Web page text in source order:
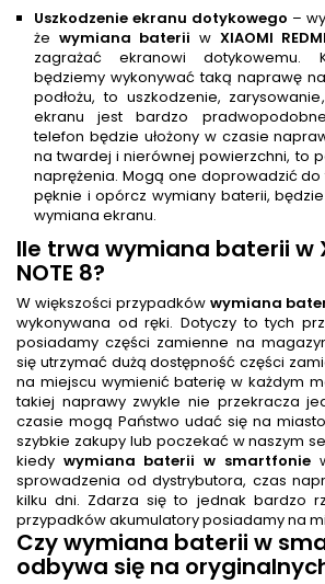
Uszkodzenie ekranu dotykowego –
że wymiana baterii w XIAOMI
zagrażać ekranowi dotykowemu.
będziemy wykonywać taką naprawę
podłożu, to uszkodzenie,
ekranu jest bardzo
telefon będzie ułożony w czasie
na twardej i nierównej powierzchni, to
naprężenia. Mogą one doprowadzić do
pęknie i opórcz wymiany baterii,
wymiana ekranu.
Ile trwa wymiana baterii w
NOTE 8?
W większości przypadków wymiana
wykonywana od ręki. Dotyczy to tych
posiadamy części zamienne na
się utrzymać dużą dostępność części
na miejscu wymienić baterię w każdym
takiej naprawy zwykle nie przekracza
czasie mogą Państwo udać się na
szybkie zakupy lub poczekać w naszym
kiedy wymiana baterii w smartfonie
sprowadzenia od dystrybutora, czas
kilku dni. Zdarza się to jednak bardzo
przypadków akumulatory posiadamy na
Czywymiana baterii w
odbywa się na